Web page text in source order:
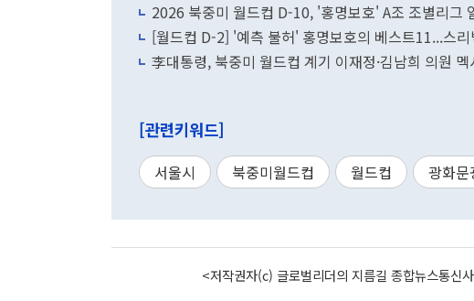
2026 북중미 월드컵 D-10, '홍명보호' A조 조별리그
[월드컵 D-2] '예측 불허' 홍명보호의 베스트11...스
李대통령, 북중미 월드컵 계기 이재정·김남희 의원
[관련키워드]
서울시 북중미월드컵 월드컵 광화문
<저작권자(c) 글로벌리더의 지름길 종합뉴스통